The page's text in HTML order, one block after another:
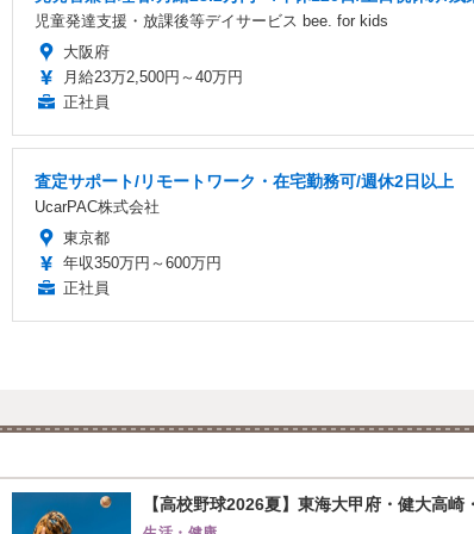
児童発達支援・放課後等デイサービス bee. for kids
大阪府
月給23万2,500円～40万円
正社員
査定サポート/リモートワーク・在宅勤務可/週休2日以上
UcarPAC株式会社
東京都
年収350万円～600万円
正社員
【高校野球2026夏】東海大甲府・健大高